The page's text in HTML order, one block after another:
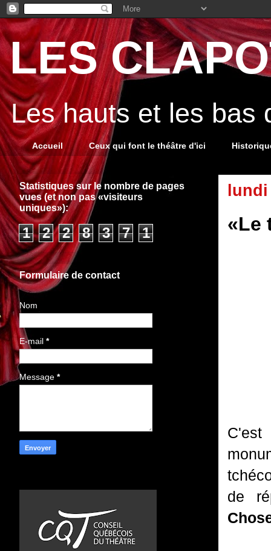
LES
Les hauts et les bas
Accueil Ceux qui font le théâtre d'ici
lundi
«Le
C'est
de
Statistiques sur le nombre de pages
vues (et non pas «visiteurs
uniques»):
1 2 2 8 3 7 1
Formulaire de contact
Nom
E-mail *
Message *